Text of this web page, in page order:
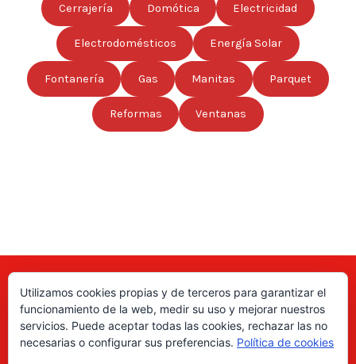
Cerrajería Domótica Electricidad
Electrodomésticos Energía Solar
Fontanería Gas Manitas Parquet
Reformas Ventanas
Aquí puede encontrar las direcciones de empresas, autónomos,
fabricantes locales, asociaciones, etc; de todo el país. ¡Valore sus
productos y servicios para ayudar a los usuarios a tomar la decisión
Utilizamos cookies propias y de terceros para garantizar el
funcionamiento de la web, medir su uso y mejorar nuestros
servicios. Puede aceptar todas las cookies, rechazar las no
necesarias o configurar sus preferencias. Política de cookies